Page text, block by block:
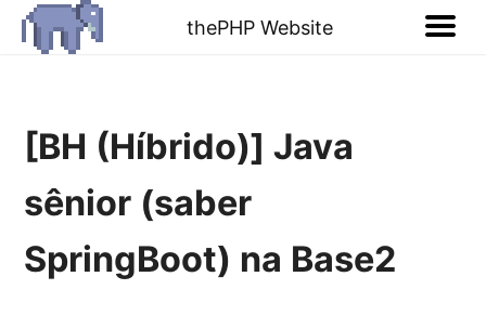
thePHP Website
[BH (Híbrido)] Java
sênior (saber
SpringBoot) na Base2